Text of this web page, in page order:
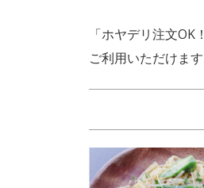
「ホヤデリ注文
ご利用いただけま